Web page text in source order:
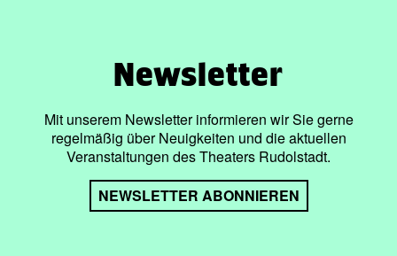
Newsletter
Mit unserem Newsletter informieren wir Sie gerne
regelmäßig über Neuigkeiten und die aktuellen
Veranstaltungen des Theaters Rudolstadt.
NEWSLETTER ABONNIEREN